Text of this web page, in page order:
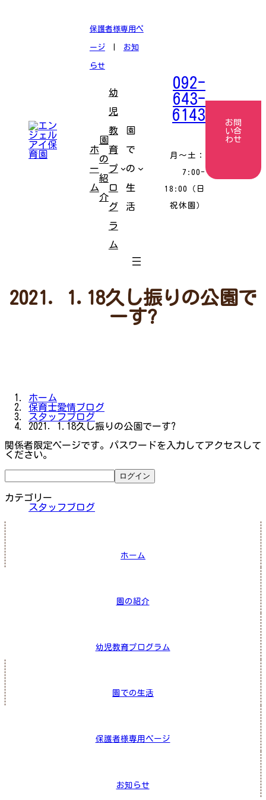
保護者様専用ペ
ージ| お知
らせ
ホ
ー
ム
園
の
紹
介
幼
児
教
育
プ
ロ
グ
ラ
ム
園
で
の
生
活
092-
643-
6143
月〜土：
7:00-
18:00（日
祝休園）
お問
い合
わせ
2021．1.18久し振りの公園で
ーす?
ホーム
保育士愛情ブログ
スタッフブログ
2021．1.18久し振りの公園でーす?
関係者限定ページです。パスワードを入力してアクセスして
ください。
カテゴリー
スタッフブログ
ホーム
園の紹介
幼児教育プログラム
園での生活
保護者様専用ページ
お知らせ